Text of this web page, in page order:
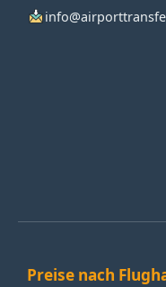
Preise nach